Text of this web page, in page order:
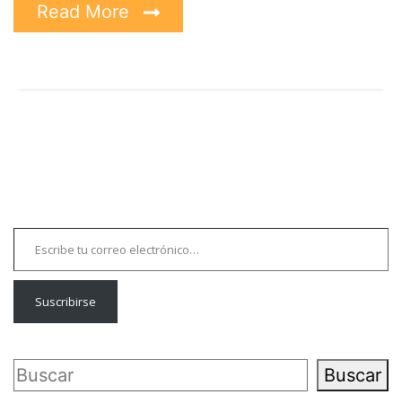
Read More
Escribe tu correo electrónico…
Suscribirse
Buscar Buscar